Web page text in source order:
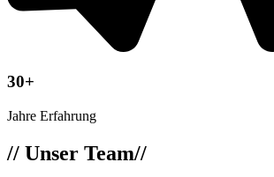
30+
Jahre Erfahrung
// Unser Team//